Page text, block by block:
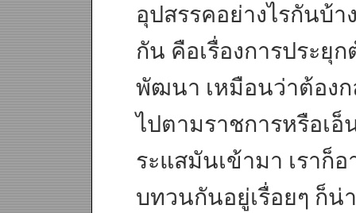
อุปสรรคอย่างไรกันบ้
กัน คือเรื่องการประยุ
พัฒนา เหมือนว่าต้องก
ไปตามราชการหรือเ
ระแสมันเข้ามา เราก็
บทวนกันอยู่เรื่อยๆ ก็น่